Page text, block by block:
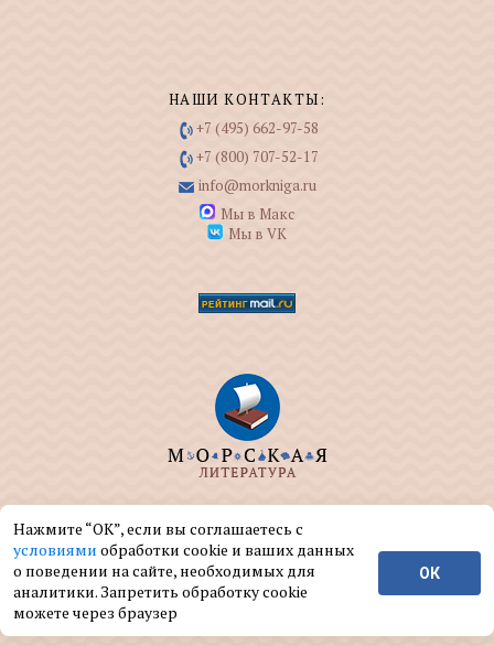
НАШИ КОНТАКТЫ:
+7 (495) 662-97-58
+7 (800) 707-52-17
info@morkniga.ru
Мы в Макс
Мы в VK
ООО "МОРКНИГА" занимается изданием и
реализацией книг на морскую тематику.
© ООО "МОРКНИГА", 2004 — 2026 г.
Нажмите “ОК”, если вы соглашаетесь с
условиями обработки cookie и ваших данных
о поведении на сайте, необходимых для
аналитики. Запретить обработку cookie
можете через браузер
ОК